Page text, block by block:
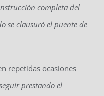
completa del
se clausuró el puente de
repetidas ocasiones
prestando el